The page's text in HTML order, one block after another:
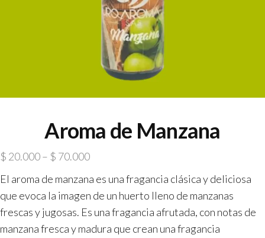
Aroma de Manzana
$ 20.000– $ 70.000
El aroma de manzana es una fragancia clásica y deliciosa
que evoca la imagen de un huerto lleno de manzanas
frescas y jugosas. Es una fragancia afrutada, con notas de
manzana fresca y madura que crean una fragancia